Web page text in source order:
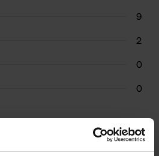
9
2
0
0
16.07.2026